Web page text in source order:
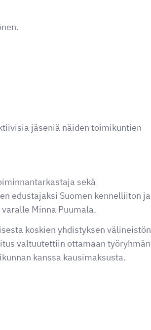
jäseniä näiden toimikuntien
sekä
edustajaksi Suomen kennelliiton ja
Minna Puumala.
koskien yhdistyksen välineistön
valtuutettiin ottamaan työryhmän
kanssa kausimaksusta.